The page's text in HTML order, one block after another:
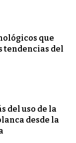
que
tendencias del
del uso de la
desde la